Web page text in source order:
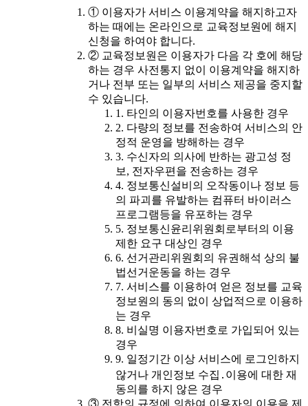
① 이용자가 서비스 이용계약을 해지하고자
하는 때에는 온라인으로 교육정보원에 해지
신청을 하여야 합니다.
② 교육정보원은 이용자가 다음 각 호에 해당
하는 경우 사전통지 없이 이용계약을 해지하
거나 전부 또는 일부의 서비스 제공을 중지할
수 있습니다.
1. 타인의 이용자번호를 사용한 경우
2. 다량의 정보를 전송하여 서비스의 안
정적 운영을 방해하는 경우
3. 수신자의 의사에 반하는 광고성 정
보, 전자우편을 전송하는 경우
4. 정보통신설비의 오작동이나 정보 등
의 파괴를 유발하는 컴퓨터 바이러스
프로그램등을 유포하는 경우
5. 정보통신윤리위원회로부터의 이용
제한 요구 대상인 경우
6. 선거관리위원회의 유권해석 상의 불
법선거운동을 하는 경우
7. 서비스를 이용하여 얻은 정보를 교육
정보원의 동의 없이 상업적으로 이용하
는 경우
8. 비실명 이용자번호로 가입되어 있는
경우
9. 일정기간 이상 서비스에 로그인하지
않거나 개인정보 수집․이용에 대한 재
동의를 하지 않은 경우